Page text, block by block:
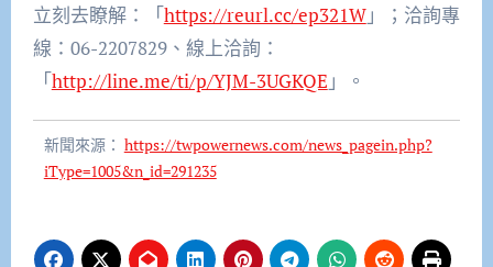
立刻去瞭解：「https://reurl.cc/ep321W」；洽詢專
線：06-2207829、線上洽詢：
「http://line.me/ti/p/YJM-3UGKQE 」。
新聞來源： https://twpowernews.com/news_pagein.php?
iType=1005&n_id=291235